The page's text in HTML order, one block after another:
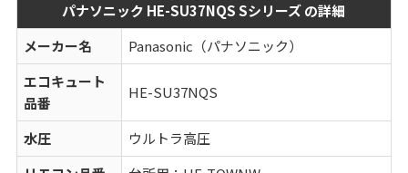
パナソニック HE-SU37NQS Sシリーズ の詳細
メーカー名
Panasonic（パナソニック）
エコキュート
品番
HE-SU37NQS
水圧
ウルトラ高圧